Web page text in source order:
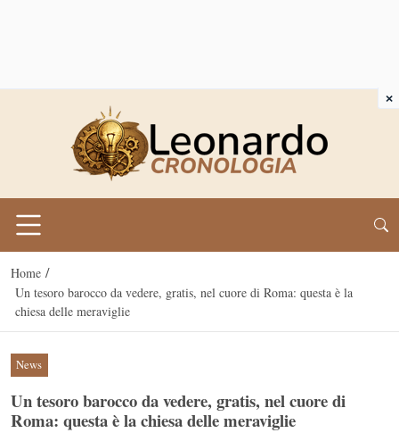
Home /
Un tesoro barocco da vedere, gratis, nel cuore di Roma: questa è la
chiesa delle meraviglie
News
Un tesoro barocco da vedere, gratis, nel cuore di
Roma: questa è la chiesa delle meraviglie
×